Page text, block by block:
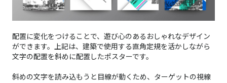
配置に変化をつけることで、遊び心のあるおしゃれなデザイン
ができます。上記は、建築で使用する直角定規を活かしながら
文字の配置を斜めに配置したポスターです。
斜めの文字を読み込もうと目線が動くため、ターゲットの視線